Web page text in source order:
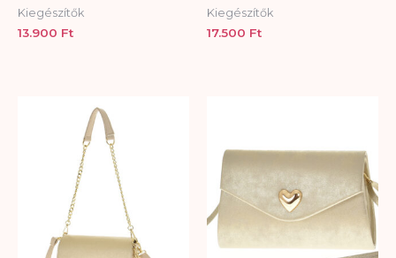
Kiegészítők
13.900 Ft
Kiegészítők
17.500 Ft